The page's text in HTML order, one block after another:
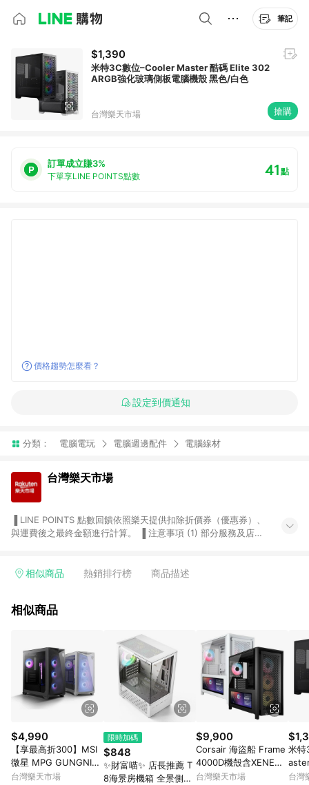
筆記
$1,390
米特3C數位–Cooler Master 酷碼 Elite 302
ARGB強化玻璃側板電腦機殼 黑色/白色
台灣樂天市場 搶購
訂單成立賺3%
下單享LINE POINTS點數 41點
價格趨勢怎麼看？
設定到價通知
分類： 電腦電玩 電腦週邊配件 電腦線材
台灣樂天市場
與運費後之最終金額進行計算。 ▐ 注意事項 (1) 部分服務及店家
Smart mobile、神腦生活、JS巨盛、樂天KOBO電子書，請詳閱
台灣樂天市場，並在同一瀏覽器於24小時內結帳，才享有 LINE
市場 45 天內完成訂單出貨及結帳，則不符合贈點資格。 (4) 如
使用APP、或中途瀏覽比價網、回饋網、Google等其他網頁、或
由網頁版(電腦版/手機版網頁)切換為App都將會造成追蹤中斷而
無法進行 LINE POINTS 回饋。 (5) LINE 購物為購物資訊整合性
平台，商品資料更新會有時間差，如顯示之商品規格、顏色、價
位、贈品與台灣樂天市場銷售網頁不符，以銷售網頁標示為準。
(6) 導購訂單已逾 365 天，根據台灣樂天回饋規定，逾期訂單將
不符合回饋資格。 (7) 若上述或其他原因，致使消費者無接收到
點數回饋或點數回饋有爭議，台灣樂天市場保有更改條款與法律
追訴之權利，活動詳情以樂天市場網站公告為準。
相似商品 熱銷排行榜 商品描述
相似商品
$4,990
【享最高折300】MSI
微星 MPG GUNGNIR
300R AIRFLOW 黑色
台灣樂天市場
限時加碼
$848
✨財富喵✨ 店長推薦 T
8海景房機箱 全景側透
$9,900
Corsair 海盜船 Frame
4000D機殼含XENEON
EDGE LCD螢幕 黑/白
台灣樂天市場
米特
台灣